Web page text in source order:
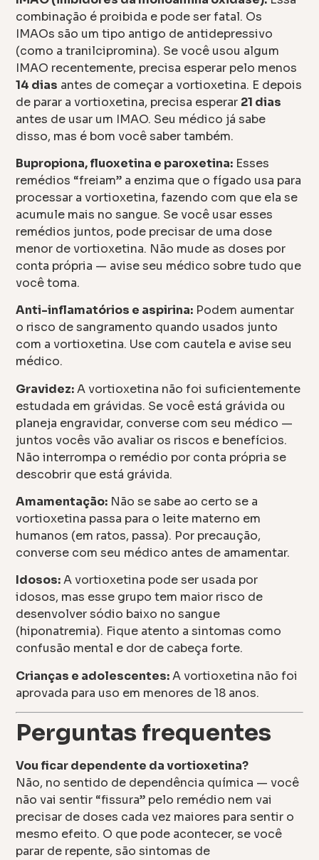
combinação é proibida e pode ser fatal. Os
IMAOs são um tipo antigo de antidepressivo
(como a tranilcipromina). Se você usou algum
IMAO recentemente, precisa esperar pelo menos
14 dias antes de começar a vortioxetina. E depois
de parar a vortioxetina, precisa esperar 21 dias
antes de usar um IMAO. Seu médico já sabe
disso, mas é bom você saber também.
Bupropiona, fluoxetina e paroxetina: Esses
remédios “freiam” a enzima que o fígado usa para
processar a vortioxetina, fazendo com que ela se
acumule mais no sangue. Se você usar esses
remédios juntos, pode precisar de uma dose
menor de vortioxetina. Não mude as doses por
conta própria — avise seu médico sobre tudo que
você toma.
Anti-inflamatórios e aspirina: Podem aumentar
o risco de sangramento quando usados junto
com a vortioxetina. Use com cautela e avise seu
médico.
Gravidez:A vortioxetina não foi suficientemente
estudada em grávidas. Se você está grávida ou
planeja engravidar, converse com seu médico —
juntos vocês vão avaliar os riscos e benefícios.
Não interrompa o remédio por conta própria se
descobrir que está grávida.
Amamentação: Não se sabe ao certo se a
vortioxetina passa para o leite materno em
humanos (em ratos, passa). Por precaução,
converse com seu médico antes de amamentar.
Idosos:A vortioxetina pode ser usada por
idosos, mas esse grupo tem maior risco de
desenvolver sódio baixo no sangue
(hiponatremia). Fique atento a sintomas como
confusão mental e dor de cabeça forte.
Crianças e adolescentes:A vortioxetina não foi
aprovada para uso em menores de 18 anos.
Perguntas frequentes
Vou ficar dependente da vortioxetina?
Não, no sentido de dependência química — você
não vai sentir “fissura” pelo remédio nem vai
precisar de doses cada vez maiores para sentir o
mesmo efeito. O que pode acontecer, se você
parar de repente, são sintomas de